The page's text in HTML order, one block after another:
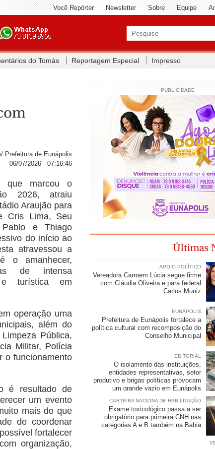
Você Repórter Newsletter Sobre Equipe
do Tomás Reportagem Especial Impresso
Prefeitura de Eunápolis
06/07/2026 - 07:16:46
que marcou o
2026, atraiu
Araujão para
Cris Lima, Seu
e Thiago
do início ao
atravessou a
o amanhecer,
de intensa
e turística em
operação uma
além do
Pública,
Militar, Polícia
o funcionamento
é resultado de
um evento
mais do que
de coordenar
fortalecer
organização,
PUBLICIDADE
Últimas
APOIO POLÍTICO
Vereadora Carmem Lúcia segue firme
com Cláudia Oliveira e para federal
Carlos Muniz
EUNÁPOLIS
Prefeitura de Eunápolis fortalece a
política cultural com recomposição do
Conselho Municipal
EDITORIAL
O isolamento das instituições,
entidades representativas, setor
produtivo e brigas políticas provocam
um grande vazio em Eunápolis
CARTEIRA NACIONA DE HABILITAÇÃO
Exame toxicológico passa a ser
obrigatório para primeira CNH nas
categorias A e B também na Bahia